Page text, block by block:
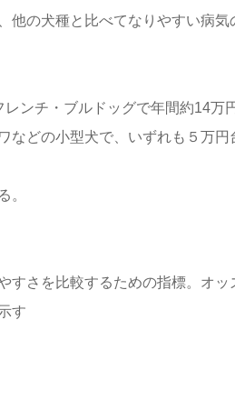
他の犬種と比べてなりやすい病気
ンチ・ブルドッグで年間約14万
どの小型犬で、いずれも５万円
。
さを比較するための指標。オッ
す